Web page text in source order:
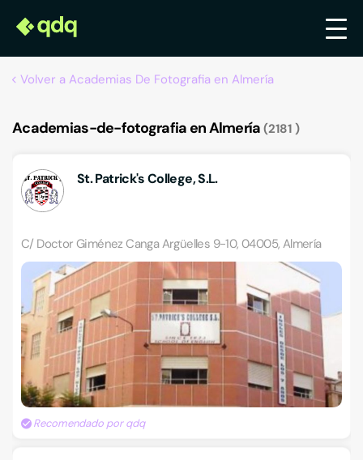
Volver a Academias De Fotografia en Almería
Academias-de-fotografia en Almería 2181
St. Patrick's College, S.L.
C/ Doctor Giménez Canga Argüelles 9-10, 04005, Almería
Recomendado por qdq